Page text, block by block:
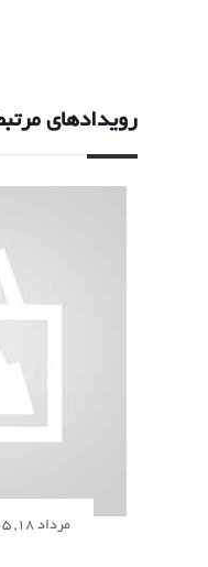
رویدادهای
مرداد 18, 1405